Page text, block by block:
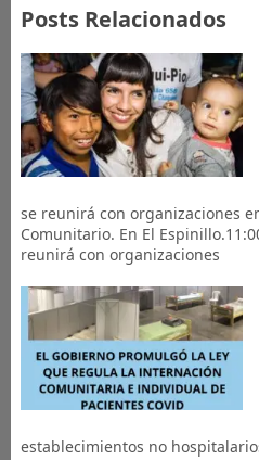
Posts Relacionados
se reunirá con organizaciones
Comunitario. En El
reunirá con organizaciones
establecimientos no